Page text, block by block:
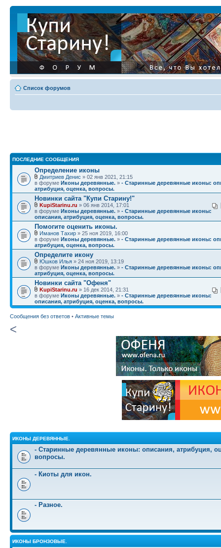
Список форумов
ПОСЛЕДНИЕ СООБЩЕНИЯ
Определение иконы
Дмитриев Денис » 02 янв 2021, 21:15
в форуме Иконы деревянные. » - Старинные деревянные иконы:
атрибуция, оценка, вопросы.
Новинки сайта "Купи Старину!"
KupiStarinu.ru » 06 янв 2014, 17:01
в форуме Иконы деревянные. » - Старинные деревянные иконы:
описания, атрибуция, оценка, вопросы.
Помогите оценить иконы.
Иманов Тахир » 25 ноя 2019, 16:00
в форуме Иконы деревянные. » - Старинные деревянные иконы:
атрибуция, оценка, вопросы.
Определите икону
Юшков Илья » 24 ноя 2019, 13:19
в форуме Иконы деревянные. » - Старинные деревянные иконы:
атрибуция, оценка, вопросы.
Новинки сайта "Офеня"
KupiStarinu.ru » 16 дек 2014, 21:31
в форуме Иконы деревянные. » - Старинные деревянные иконы:
описания, атрибуция, оценка, вопросы.
Сообщения без ответов • Активные темы
<
ИКОНЫ ДЕРЕВЯННЫЕ.
- Старинные деревянные иконы: описания, атрибуция,
вопросы.
- Киоты для икон.
- Разное.
ИКОНЫ БРОНЗОВЫЕ.